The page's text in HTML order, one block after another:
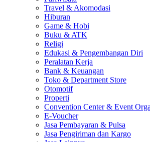
Travel & Akomodasi
Hiburan
Game & Hobi
Buku & ATK
Religi
Edukasi & Pengembangan Diri
Peralatan Kerja
Bank & Keuangan
Toko & Department Store
Otomotif
Properti
Convention Center & Event
E-Voucher
Jasa Pembayaran & Pulsa
Jasa Pengiriman dan Kargo